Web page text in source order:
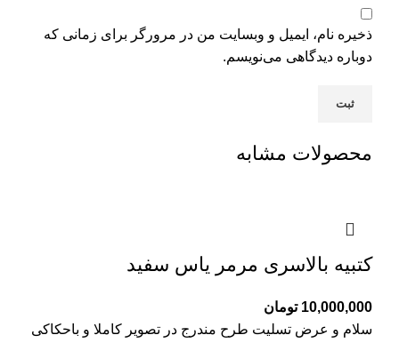
ذخیره نام، ایمیل و وبسایت من در مرورگر برای زمانی که
دوباره دیدگاهی می‌نویسم.
محصولات مشابه
کتبیه بالاسری مرمر یاس سفید
10,000,000 تومان
سلام و عرض تسلیت طرح مندرج در تصویر کاملا و باحکاکی